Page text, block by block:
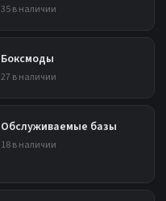
35 в наличии
Боксмоды
27 в наличии
Обслуживаемые базы
18 в наличии